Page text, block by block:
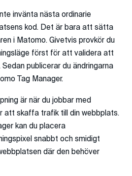
invänta nästa ordinarie
kod. Det är bara att sätta
i Matomo. Givetvis provkör du
först för att validera att
publicerar du ändringarna
Tag Manager.
är när du jobbar med
att skaffa trafik till din webbplats.
kan du placera
snabbt och smidigt
där den behöver